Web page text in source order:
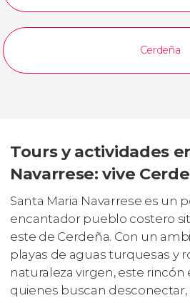
Cerdeña
Tours y actividades
Navarrese: vive
Santa Maria Navarrese es un
encantador pueblo costero
este de Cerdeña. Con un
playas de aguas turquesas y
naturaleza virgen, este rincón
quienes buscan